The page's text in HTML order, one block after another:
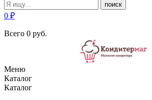
поиск
0 ₽
Всего 0 руб.
Меню
Каталог
Каталог